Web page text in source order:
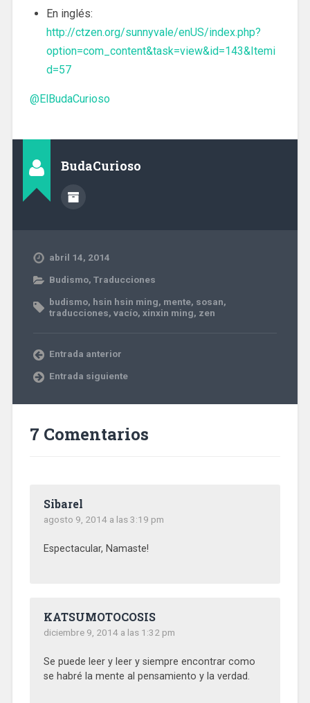
En inglés:
http://ctzen.org/sunnyvale/enUS/index.php?
option=com_content&task=view&id=143&Itemi
d=57
@ElBudaCurioso
BudaCurioso
abril 14, 2014
Budismo, Traducciones
budismo, hsin hsin ming, mente, sosan,
traducciones, vacío, xinxin ming, zen
Entrada anterior
Entrada siguiente
7 Comentarios
Sibarel
agosto 9, 2014 a las 3:19 pm
Espectacular, Namaste!
KATSUMOTOCOSIS
diciembre 9, 2014 a las 1:32 pm
Se puede leer y leer y siempre encontrar como
se habré la mente al pensamiento y la verdad.